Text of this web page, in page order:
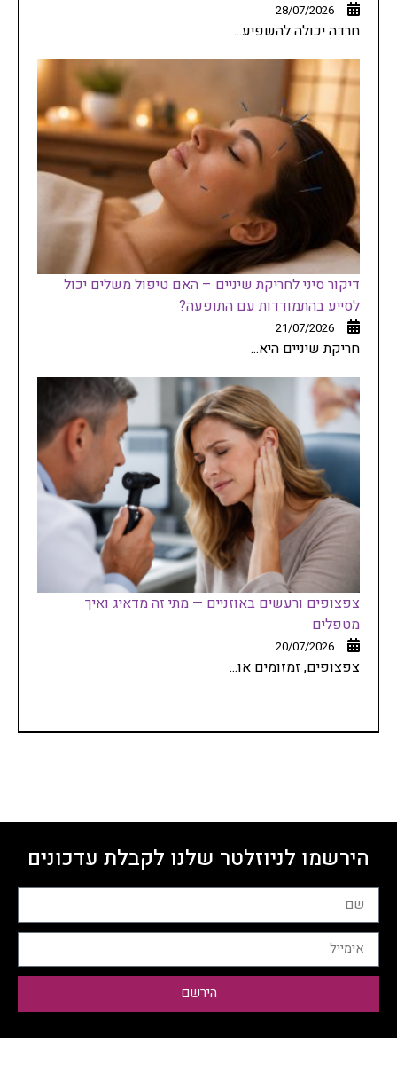
28/07/2026
חרדה יכולה להשפיע...
דיקור סיני לחריקת שיניים – האם טיפול משלים יכול
לסייע בהתמודדות עם התופעה?
21/07/2026
חריקת שיניים היא...
צפצופים ורעשים באוזניים — מתי זה מדאיג ואיך
מטפלים
20/07/2026
צפצופים, זמזומים או...
הירשמו לניוזלטר שלנו לקבלת עדכונים
הירשם